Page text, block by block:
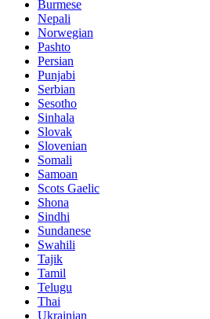
Burmese
Nepali
Norwegian
Pashto
Persian
Punjabi
Serbian
Sesotho
Sinhala
Slovak
Slovenian
Somali
Samoan
Scots Gaelic
Shona
Sindhi
Sundanese
Swahili
Tajik
Tamil
Telugu
Thai
Ukrainian